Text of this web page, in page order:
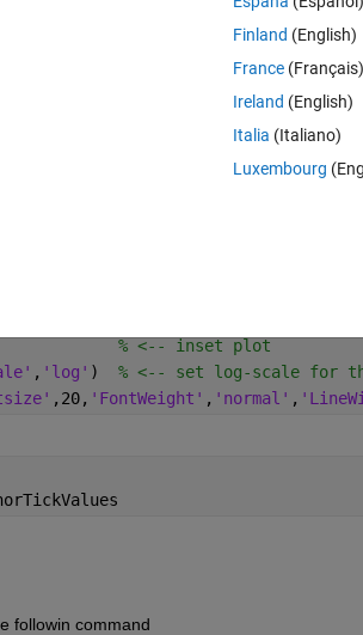
the following code
plot
% <-- inset plot
, 'log' ) % <-- set log-scale for
,20, 'FontWeight' , 'normal' ,
followin command
Finland (English)
France (Français)
Ireland (English)
Italia (Italiano)
Luxembourg